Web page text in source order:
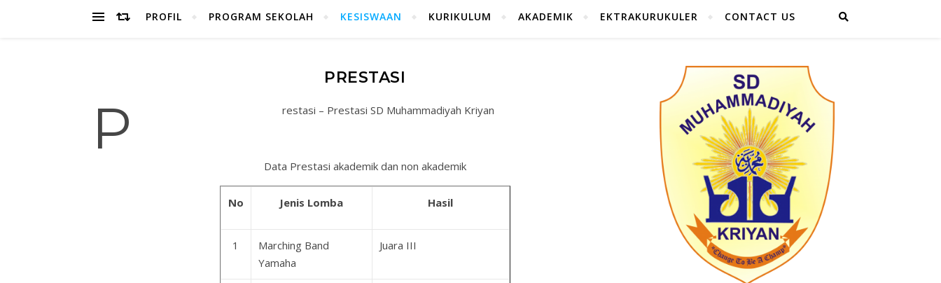
PROFIL PROGRAM SEKOLAH KESISWAAN KURIKULUM AKADEMIK EKTRAKURUKULER CONTACT US
PRESTASI
P restasi – Prestasi SD Muhammadiyah Kriyan
Data Prestasi akademik dan non akademik
No Jenis Lomba Hasil
1
Marching Band
Yamaha
Juara III